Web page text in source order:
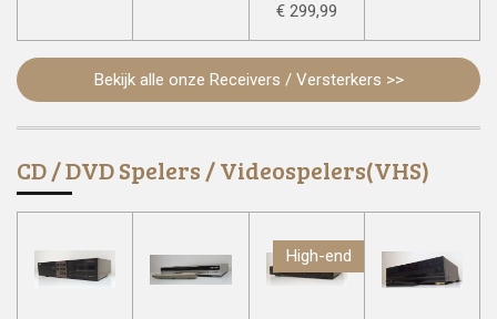
€ 299,99
Bekijk alle onze Receivers / Versterkers >>
CD / DVD Spelers / Videospelers(VHS)
High-end